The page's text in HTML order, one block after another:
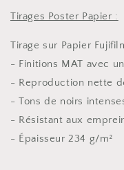
Tirages Poster Papier :
Tirage sur Papier
- Finitions MAT avec
- Reproduction nette
- Tons de noirs
- Résistant aux
- Épaisseur 234 g/m²